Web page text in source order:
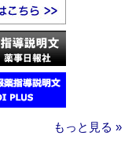
もっと見る »